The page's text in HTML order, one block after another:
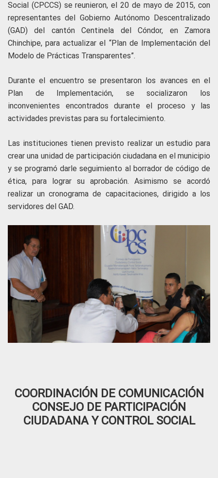
Social (CPCCS) se reunieron, el 20 de mayo de 2015, con
representantes del Gobierno Autónomo Descentralizado
(GAD) del cantón Centinela del Cóndor, en Zamora
Chinchipe, para actualizar el “Plan de Implementación del
Modelo de Prácticas Transparentes”.
Durante el encuentro se presentaron los avances en el
Plan de Implementación, se socializaron los
inconvenientes encontrados durante el proceso y las
actividades previstas para su fortalecimiento.
Las instituciones tienen previsto realizar un estudio para
crear una unidad de participación ciudadana en el municipio
y se programó darle seguimiento al borrador de código de
ética, para lograr su aprobación. Asimismo se acordó
realizar un cronograma de capacitaciones, dirigido a los
servidores del GAD.
COORDINACIÓN DE COMUNICACIÓN
CONSEJO DE PARTICIPACIÓN
CIUDADANA Y CONTROL SOCIAL